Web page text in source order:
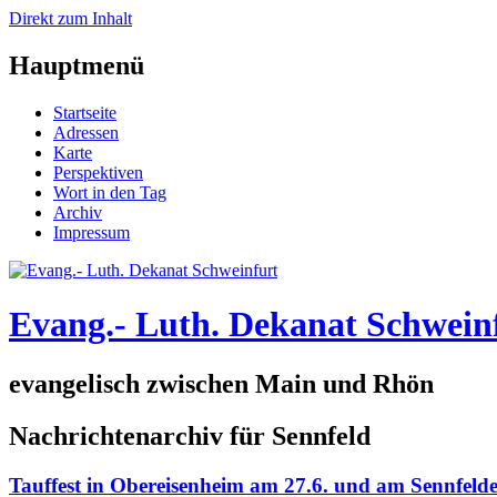
Direkt zum Inhalt
Hauptmenü
Startseite
Adressen
Karte
Perspektiven
Wort in den Tag
Archiv
Impressum
Evang.- Luth. Dekanat
evangelisch zwischen Main und Rhön
Nachrichtenarchiv für Sennfeld
Tauffest in Obereisenheim am 27.6. und am